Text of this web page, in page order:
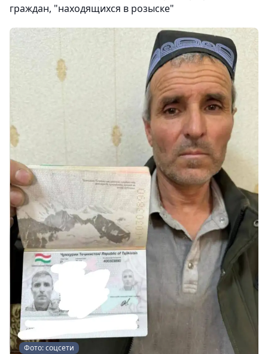
граждан, "находящихся в розыске"
Фото: соцсети